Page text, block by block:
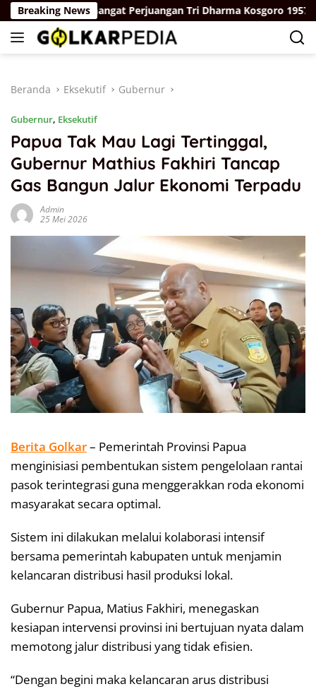
Langsung
ke
konten
Breaking News
Semangat Perjuangan Tri Dharma Kosgoro 1957
Beranda Eksekutif Gubernur
Gubernur, Eksekutif
Papua Tak Mau Lagi Tertinggal,
Gubernur Mathius Fakhiri Tancap
Gas Bangun Jalur Ekonomi Terpadu
Admin
25 Mei 2026
Berita Golkar– Pemerintah Provinsi Papua
menginisiasi pembentukan sistem pengelolaan rantai
pasok terintegrasi guna menggerakkan roda ekonomi
masyarakat secara optimal.
Sistem ini dilakukan melalui kolaborasi intensif
bersama pemerintah kabupaten untuk menjamin
kelancaran distribusi hasil produksi lokal.
Gubernur Papua, Matius Fakhiri, menegaskan
kesiapan intervensi provinsi ini bertujuan nyata dalam
memotong jalur distribusi yang tidak efisien.
“Dengan begini maka kelancaran arus distribusi